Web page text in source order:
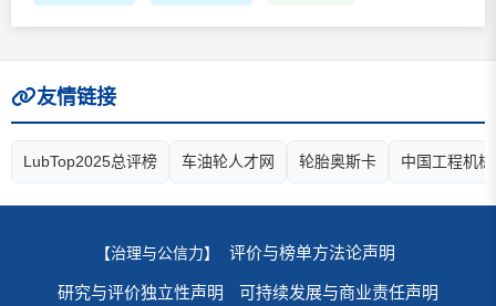
友情链接
LubTop2025总评榜 车油轮人才网 轮胎奥斯卡 中国工程机
【治理与公信力】 评价与榜单方法论声明
研究与评价独立性声明 可持续发展与商业责任声明